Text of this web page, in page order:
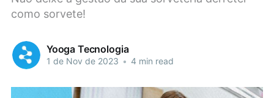
como sorvete!
Yooga Tecnologia
1 de Nov de 2023 • 4 min read